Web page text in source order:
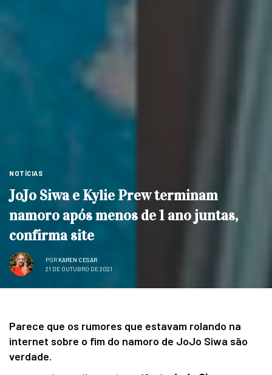
NOTÍCIAS
JoJo Siwa e Kylie Prew terminam
namoro após menos de 1 ano juntas,
confirma site
POR KAREN CESAR
21 DE OUTUBRO DE 2021
Parece que os rumores que estavam rolando na
internet sobre o fim do namoro de JoJo Siwa são
verdade.